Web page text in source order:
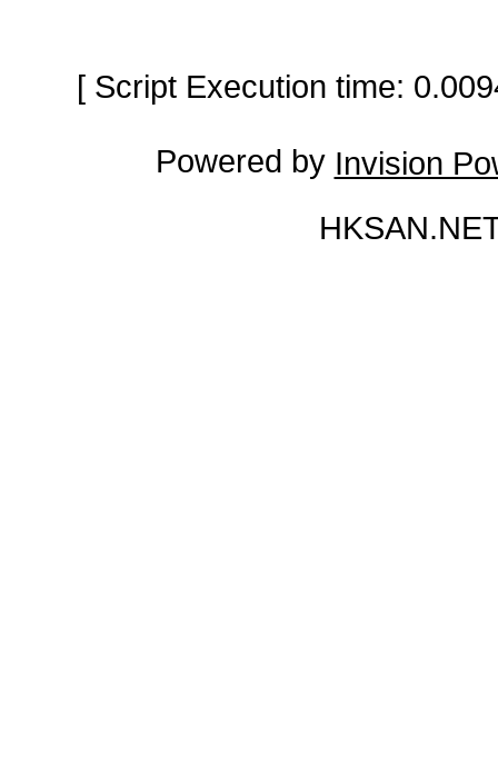
[ Script Execution time:
Powered by Invision